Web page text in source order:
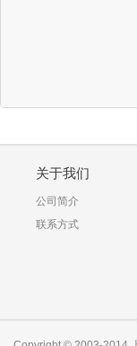
关于我们
公司简介
联系方式